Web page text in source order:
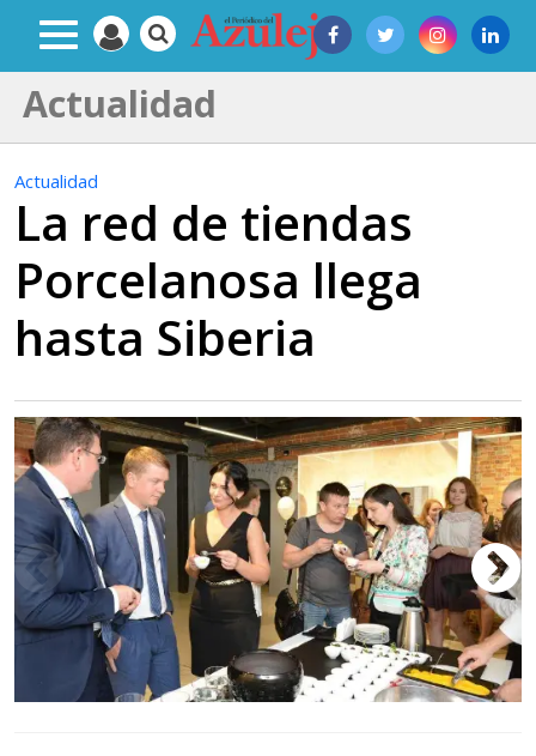
Actualidad
Actualidad
La red de tiendas
Porcelanosa llega
hasta Siberia